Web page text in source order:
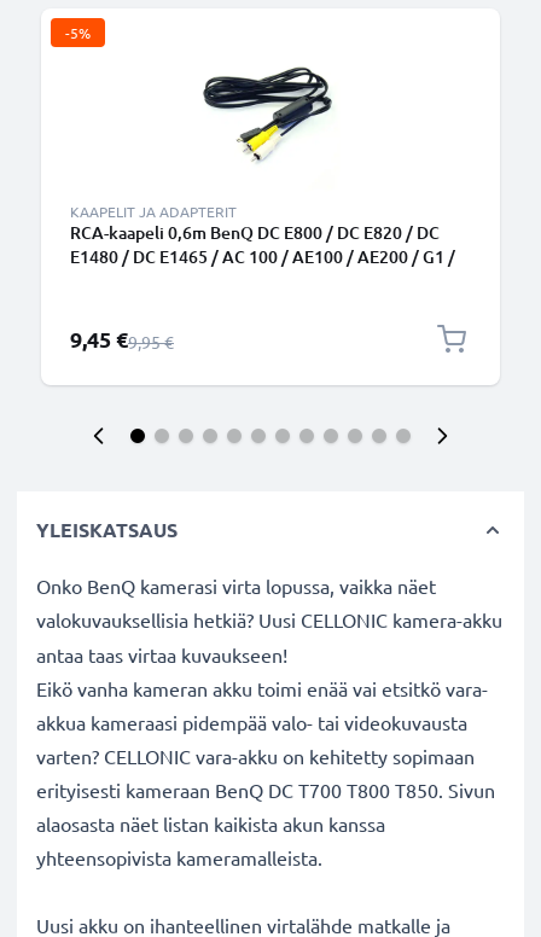
-5%
KAAPELIT JA ADAPTERIT
RCA-kaapeli 0,6m BenQ DC E800 / DC E820 / DC
E1480 / DC E1465 / AC 100 / AE100 / AE200 / G1 /
pelikonsoli
Erikoishinta
9,45 €Normaali hinta
9,95 €
YLEISKATSAUS
Onko BenQ kamerasi virta lopussa, vaikka näet
valokuvauksellisia hetkiä? Uusi CELLONIC kamera-akku
antaa taas virtaa kuvaukseen!
Eikö vanha kameran akku toimi enää vai etsitkö vara-
akkua kameraasi pidempää valo- tai videokuvausta
varten? CELLONIC vara-akku on kehitetty sopimaan
erityisesti kameraan BenQ DC T700 T800 T850. Sivun
alaosasta näet listan kaikista akun kanssa
yhteensopivista kameramalleista.
Uusi akku on ihanteellinen virtalähde matkalle ja